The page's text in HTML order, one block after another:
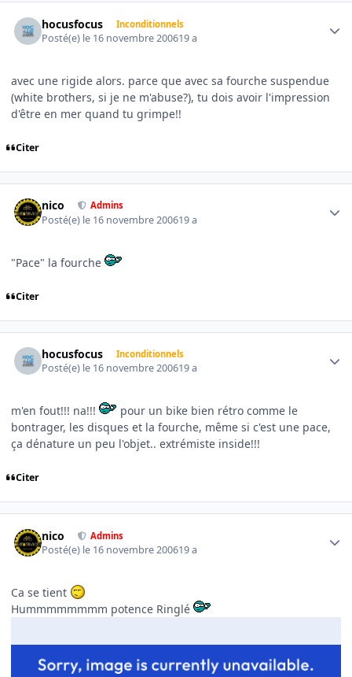
hocusfocus Inconditionnels
Posté(e) le 16 novembre 200619 a
avec une rigide alors. parce que avec sa fourche suspendue
(white brothers, si je ne m'abuse?), tu dois avoir l'impression
d'être en mer quand tu grimpe!!
Citer
nico Admins
Posté(e) le 16 novembre 200619 a
"Pace" la fourche
Citer
hocusfocus Inconditionnels
Posté(e) le 16 novembre 200619 a
m'en fout!!! na!!!
pour un bike bien rétro comme le
bontrager, les disques et la fourche, même si c'est une pace,
ça dénature un peu l'objet.. extrémiste inside!!!
Citer
nico Admins
Posté(e) le 16 novembre 200619 a
Ca se tient
Hummmmmmmm potence Ringlé